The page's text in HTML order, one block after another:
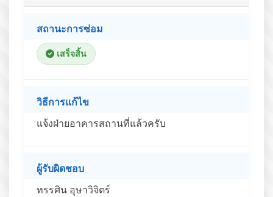
สถานะการซ่อม
เสร็จสิ้น
วิธีการแก้ไข
แจ้งฝ่ายอาคารสถานที่แล้วครับ
ผู้รับผิดชอบ
ทรรศิน อุษาวิจิตร์